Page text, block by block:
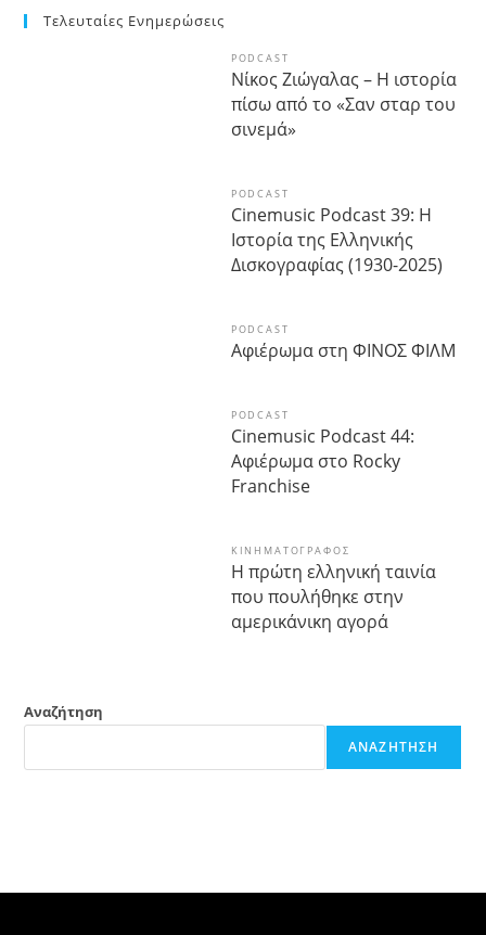
Τελευταίες Ενημερώσεις
PODCAST
Νίκος Ζιώγαλας – Η ιστορία
πίσω από το «Σαν σταρ του
σινεμά»
PODCAST
Cinemusic Podcast 39: Η
Ιστορία της Ελληνικής
Δισκογραφίας (1930-2025)
PODCAST
Αφιέρωμα στη ΦΙΝΟΣ ΦΙΛΜ
PODCAST
Cinemusic Podcast 44:
Αφιέρωμα στο Rocky
Franchise
ΚΙΝΗΜΑΤΟΓΡΆΦΟΣ
Η πρώτη ελληνική ταινία
που πουλήθηκε στην
αμερικάνικη αγορά
Αναζήτηση
ΑΝΑΖΉΤΗΣΗ